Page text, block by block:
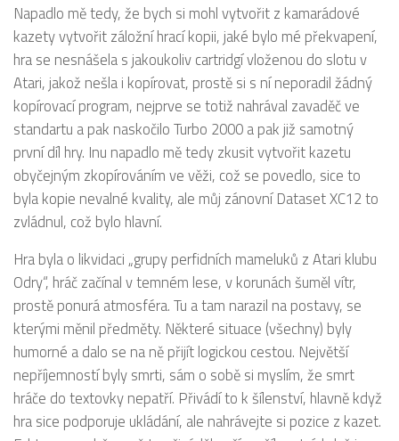
Napadlo mě tedy, že bych si mohl vytvořit z kamarádové
kazety vytvořit záložní hrací kopii, jaké bylo mé překvapení,
hra se nesnášela s jakoukoliv cartridgí vloženou do slotu v
Atari, jakož nešla i kopírovat, prostě si s ní neporadil žádný
kopírovací program, nejprve se totiž nahrával zavaděč ve
standartu a pak naskočilo Turbo 2000 a pak již samotný
první díl hry. Inu napadlo mě tedy zkusit vytvořit kazetu
obyčejným zkopírováním ve věži, což se povedlo, sice to
byla kopie nevalné kvality, ale můj zánovní Dataset XC12 to
zvládnul, což bylo hlavní.
Hra byla o likvidaci „grupy perfidních mameluků z Atari klubu
Odry“, hráč začínal v temném lese, v korunách šuměl vítr,
prostě ponurá atmosféra. Tu a tam narazil na postavy, se
kterými měnil předměty. Některé situace (všechny) byly
humorné a dalo se na ně přijít logickou cestou. Největší
nepříjemností byly smrti, sám o sobě si myslím, že smrt
hráče do textovky nepatří. Přivádí to k šílenství, hlavně když
hra sice podporuje ukládání, ale nahrávejte si pozice z kazet.